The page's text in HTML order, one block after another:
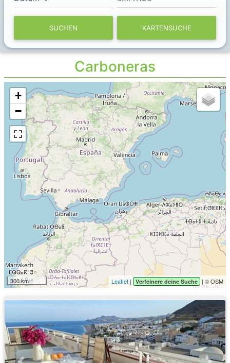
SUCHEN KARTENSUCHE
Carboneras
+
−
300 km Leaflet | Verfeinere deine Suche | © OSM